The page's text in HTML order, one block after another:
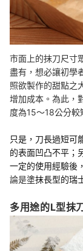
市面上的抹刀尺寸
盡有，想必讓初學
照欲製作的甜點之
增加成本。為此，
度為15～18公分較
只是，刀長過短可
的表面凹凸不平；
一定的使用經驗後
論是塗抹長型的瑞
多用途的L型抹